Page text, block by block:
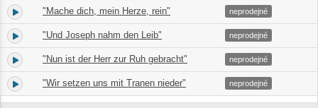
4. "Mache dich, mein Herze, rein" 06:34
neprodejné
5. "Und Joseph nahm den Leib" 02:31
neprodejné
6. "Nun ist der Herr zur Ruh gebracht" 02:10
neprodejné
7. "Wir setzen uns mit Tranen nieder" 06:28
neprodejné